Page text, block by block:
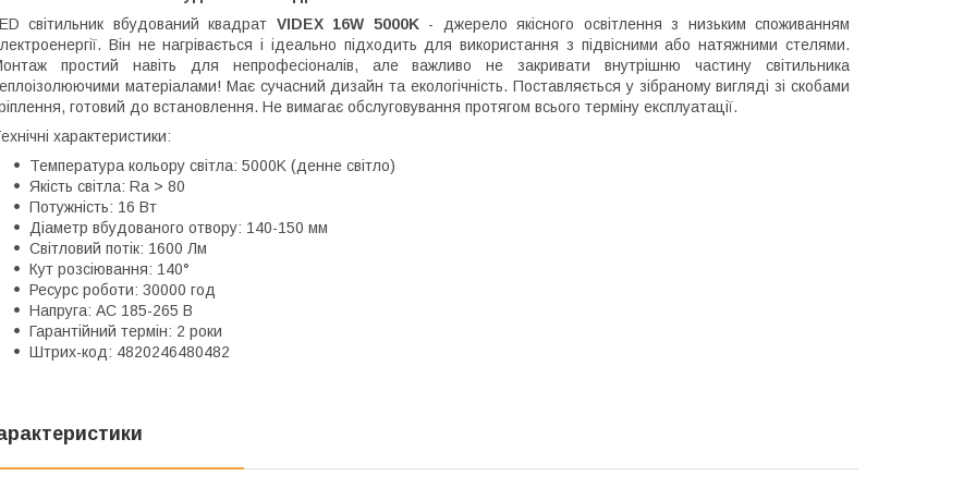
світильник вбудований квадрат VIDEX 16W 5000K- джерело якісного освітлення з низьким споживанням
Він не нагрівається і ідеально підходить для використання з підвісними або натяжними стелями.
простий навіть для непрофесіоналів, але важливо не закривати внутрішню частину світильника
матеріалами! Має сучасний дизайн та екологічність. Поставляється у зібраному вигляді зі скобами
готовий до встановлення. Не вимагає обслуговування протягом всього терміну експлуатації.
характеристики:
Температура кольору світла: 5000K (денне світло)
Якість світла: Ra > 80
Потужність: 16 Вт
Діаметр вбудованого отвору: 140-150 мм
Світловий потік: 1600 Лм
Кут розсіювання: 140°
Ресурс роботи: 30000 год
Напруга: AC 185-265 В
Гарантійний термін: 2 роки
Штрих-код: 4820246480482